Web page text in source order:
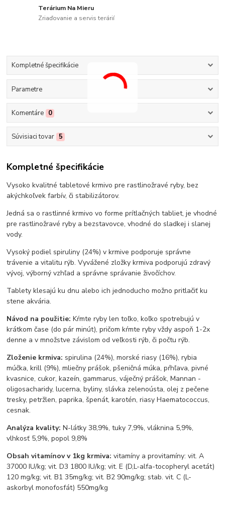
Terárium Na Mieru
Zriaďovanie a servis terárií
Kompletné špecifikácie
Parametre
Komentáre 0
Súvisiaci tovar 5
Kompletné špecifikácie
Vysoko kvalitné tabletové krmivo pre rastlinožravé ryby, bez
akýchkoľvek farbív, či stabilizátorov.
Jedná sa o rastlinné krmivo vo forme prítlačných tabliet, je vhodné
pre rastlinožravé ryby a bezstavovce, vhodné do sladkej i slanej
vody.
Vysoký podiel spiruliny (24%) v krmive podporuje správne
trávenie a vitalitu rýb. Vyvážené zložky krmiva podporujú zdravý
vývoj, výborný vzhľad a správne správanie živočíchov.
Tablety klesajú ku dnu alebo ich jednoducho možno pritlačiť ku
stene akvária.
Návod na použitie: Kŕmte ryby len toľko, koľko spotrebujú v
krátkom čase (do pár minút), pričom kŕmte ryby vždy aspoň 1-2x
denne a v množstve závislom od veľkosti rýb, či počtu rýb.
Zloženie krmiva: spirulina (24%), morské riasy (16%), rybia
múčka, krill (9%), mliečny prášok, pšeničná múka, pŕhľava, pivné
kvasnice, cukor, kazeín, gammarus, váječný prášok, Mannan -
oligosacharidy, lucerna, byliny, slávka zelenoústa, olej z pečene
tresky, petržlen, paprika, špenát, karotén, riasy Haematococcus,
cesnak.
Analýza kvality:N-látky 38,9%, tuky 7,9%, vláknina 5,9%,
vlhkosť 5,9%, popol 9,8%
Obsah vitamínov v 1kg krmiva: vitamíny a provitamíny: vit. A
37000 IU/kg; vit. D3 1800 IU/kg; vit. E (D,L-alfa-tocopheryl acetát)
120 mg/kg; vit. B1 35mg/kg; vit. B2 90mg/kg; stab. vit. C (L-
askorbyl monofosfát) 550mg/kg